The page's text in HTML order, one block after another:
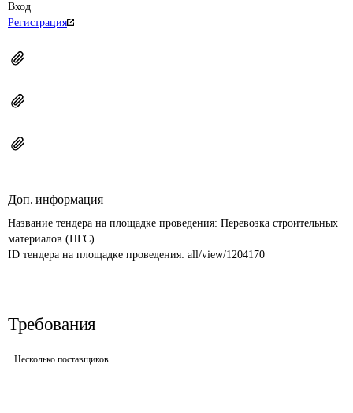
Вход
Регистрация
Доп. информация
Название тендера на площадке проведения: Перевозка строительных
материалов (ПГС)
ID тендера на площадке проведения: all/view/1204170
Требования
Несколько поставщиков